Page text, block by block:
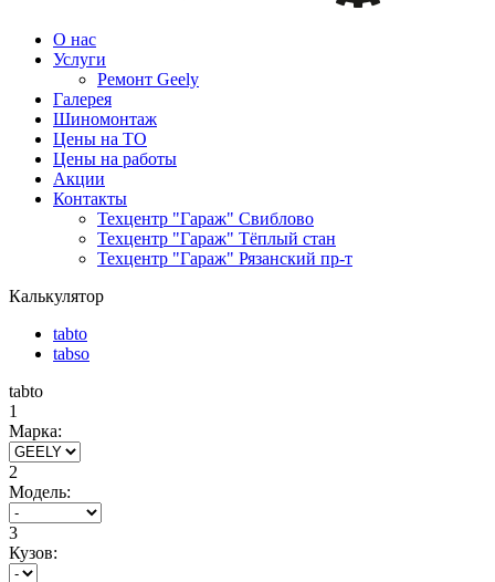
О нас
Услуги
Ремонт Geely
Галерея
Шиномонтаж
Цены на ТО
Цены на работы
Акции
Контакты
Техцентр "Гараж" Свиблово
Техцентр "Гараж" Тёплый стан
Техцентр "Гараж" Рязанский пр-т
Калькулятор
tabto
tabso
tabto
1
Марка:
2
Модель:
3
Кузов: